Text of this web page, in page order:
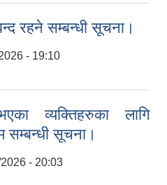
रहने सम्बन्धी सूचना।
- 19:10
व्यक्तिहरुका लागि
सम्बन्धी सूचना।
- 20:03